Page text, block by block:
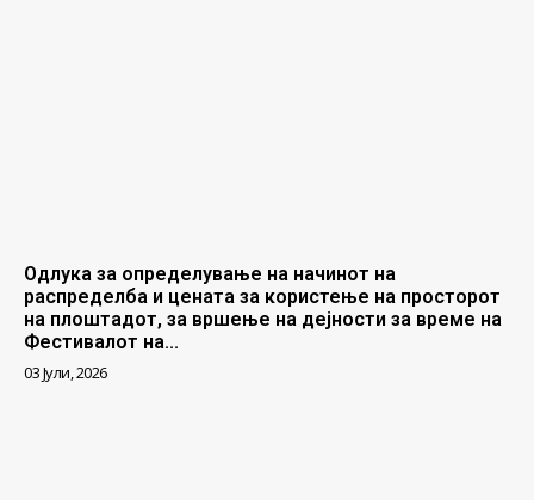
Одлука за определување на начинот на
распределба и цената за користење на просторот
на плоштадот, за вршење на дејности за време на
Фестивалот на...
03 Јули, 2026